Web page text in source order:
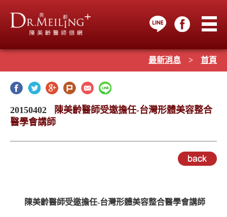
最新消息 > 首頁
20150402
陳美齡醫師受邀擔任-台灣形體美容整合
醫學會講師
陳美齡醫師受邀擔任-台灣形體美容整合醫學會講師